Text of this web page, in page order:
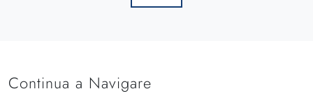
Continua a Navigare